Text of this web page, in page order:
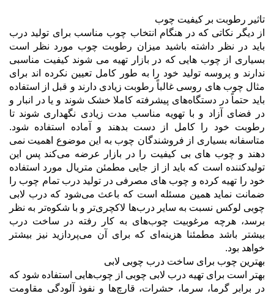
تاثیر رطوبت بر کیفیت چوب
از دیگر نکاتی که در هنگام انتخاب چوب مناسب برای تولید درب
باید در نظر داشته باشید میزان رطوبت چوب مورد نظر است
بسیاری از چوب هایی که در بازار تهیه می شوند کیفیت مناسبی
ندارند و پروسه تولید خود را به طور کامل تعیین نکرده اند برای
مثال چوب های روسی غالباً رطوبت زیادی دارند و قبل از استفاده
باید حتماً در دستگاه‌های پیشرفته کاملا خشک شوند و یا در انبار و
در فضای آزاد و با تهویه مناسب مدت زیادی نگهداری شوند تا
رطوبت خود را کامل از دست بدهند و آماده استفاده شود.
متاسفانه بسیاری از فروشندگان چوب به این موضوع اهمیت نمی
دهند و چوب های بی کیفیت را در بازار عرضه می‌کند پس این
تولیدکننده است که باید از از جایی مطمئن متریال مورد استفاده
خود را تهیه کرده و چوب های مصرفی در تولید درب تمام چوب را
ضمانت نماید همین مسئله است که باعث می‌شود که درب لابی
چوبی لوکس نسبت به سایر درب‌ها لاکچری‌تر و با شکوه‌تر به نظر
برسد، هرچه مرغوبیت چوب‌های به کار رفته در ساخت درب
بیشتر باشد مطمئنا هزینه‌ای که برای آن می‌پردازید نیز بیشتر
خواهد بود.
بهترین چوب برای ساخت درب چوبی لابی
بهتر است برای تهیه درب لابی چوبی از چوب‌هایی استفاده شود که
در برابر گرما، سرما، حشرات، قارچ‌ها و نفوذ آلودگی مقاومت